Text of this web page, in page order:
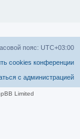
пояс: UTC+03:00
cookies конференции
с администрацией
Limited